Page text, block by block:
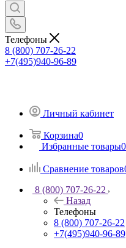
Телефоны
8 (800) 707-26-22
+7(495)940-96-89
Личный кабинет
Корзина0
Избранные товары0
Сравнение товаров
8 (800) 707-26-22
Назад
Телефоны
8 (800) 707-26-22
+7(495)940-96-89